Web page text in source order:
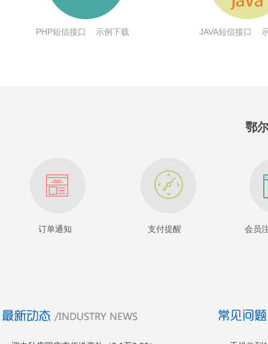
PHP短信接口 示例下载 JAVA短信接口
鄂
订单通知 支付提醒 会员